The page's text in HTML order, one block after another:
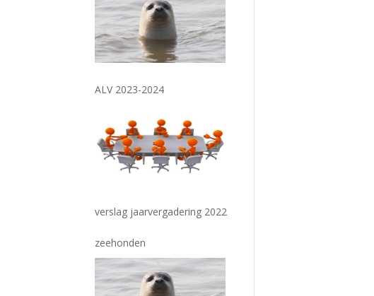
ALV 2023-2024
verslag jaarvergadering 2022
zeehonden